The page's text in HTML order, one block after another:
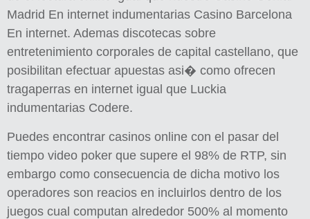
Madrid En internet indumentarias Casino Barcelona
En internet. Ademas discotecas sobre
entretenimiento corporales de capital castellano, que
posibilitan efectuar apuestas asi� como ofrecen
tragaperras en internet igual que Luckia
indumentarias Codere.
Puedes encontrar casinos online con el pasar del
tiempo video poker que supere el 98% de RTP, sin
embargo como consecuencia de dicha motivo los
operadores son reacios en incluirlos dentro de los
juegos cual computan alrededor 500% al momento